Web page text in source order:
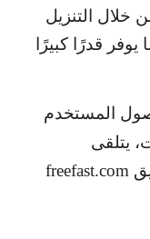
التنزيل
قدرًا كبيرًا
المستخدم
يتلقى
freefast.com